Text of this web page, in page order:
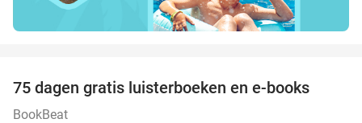
75 dagen gratis luisterboeken en e-books
BookBeat